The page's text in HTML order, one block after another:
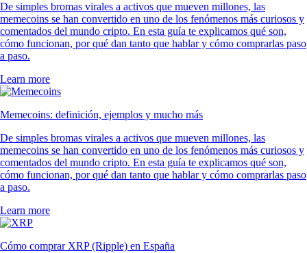
De simples bromas virales a activos que mueven millones, las
memecoins se han convertido en uno de los fenómenos más curiosos y
comentados del mundo cripto. En esta guía te explicamos qué son,
cómo funcionan, por qué dan tanto que hablar y cómo comprarlas paso
a paso.
Learn more
Memecoins: definición, ejemplos y mucho más
De simples bromas virales a activos que mueven millones, las
memecoins se han convertido en uno de los fenómenos más curiosos y
comentados del mundo cripto. En esta guía te explicamos qué son,
cómo funcionan, por qué dan tanto que hablar y cómo comprarlas paso
a paso.
Learn more
Cómo comprar XRP (Ripple) en España